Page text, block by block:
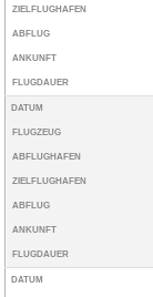
ZIELFLUGHAFEN
ABFLUG
ANKUNFT
FLUGDAUER
DATUM
FLUGZEUG
ABFLUGHAFEN
ZIELFLUGHAFEN
ABFLUG
ANKUNFT
FLUGDAUER
DATUM